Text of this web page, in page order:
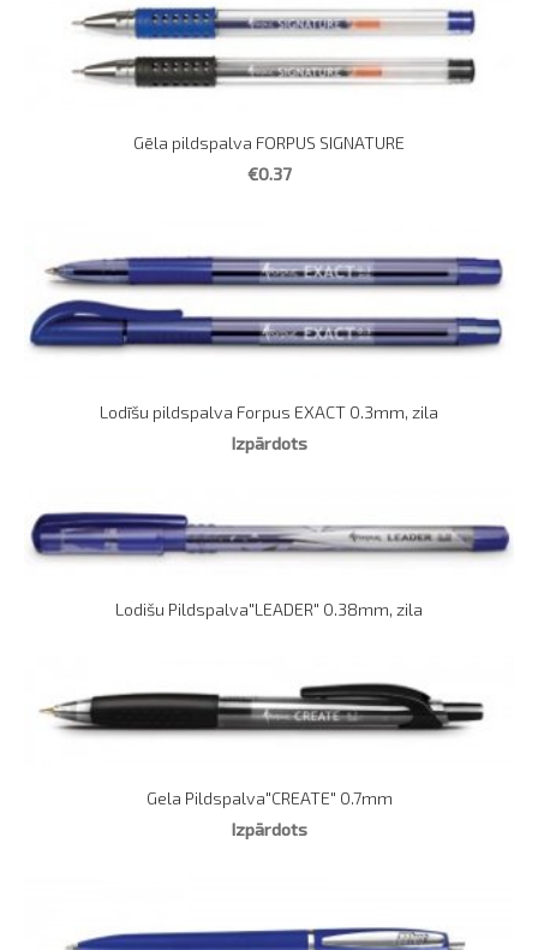
Gēla pildspalva FORPUS SIGNATURE
€0.37
Lodīšu pildspalva Forpus EXACT 0.3mm, zila
Izpārdots
Lodišu Pildspalva"LEADER" 0.38mm, zila
Gela Pildspalva"CREATE" 0.7mm
Izpārdots